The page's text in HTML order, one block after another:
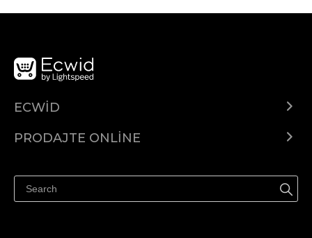
ECWID
PRODAJTE ONLINE